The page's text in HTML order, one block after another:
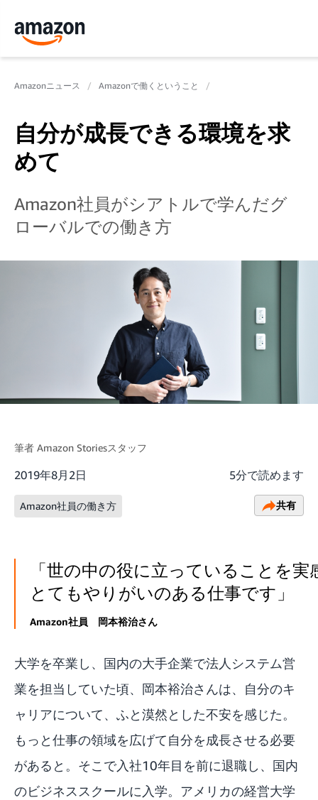
Amazonニュース Amazonで働くということ
自分が成長できる環境を求
めて
Amazon社員がシアトルで学んだグ
ローバルでの働き方
筆者 Amazon Storiesスタッフ
2019年8月2日 5分で読めます
Amazon社員の働き方 共有
「世の中の役に立っていることを実
とてもやりがいのある仕事です」
Amazon社員 岡本裕治さん
大学を卒業し、国内の大手企業で法人システム営
業を担当していた頃、岡本裕治さんは、自分のキ
ャリアについて、ふと漠然とした不安を感じた。
もっと仕事の領域を広げて自分を成長させる必要
があると。そこで入社10年目を前に退職し、国内
のビジネススクールに入学。アメリカの経営大学